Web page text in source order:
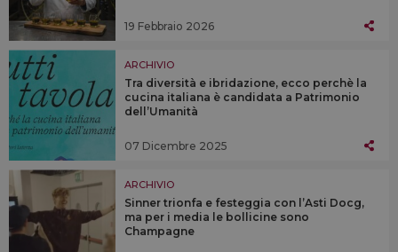
19 Febbraio 2026
ARCHIVIO
Tra diversità e ibridazione, ecco perchè la
cucina italiana è candidata a Patrimonio
dell’Umanità
07 Dicembre 2025
ARCHIVIO
Sinner trionfa e festeggia con l’Asti Docg,
ma per i media le bollicine sono
Champagne